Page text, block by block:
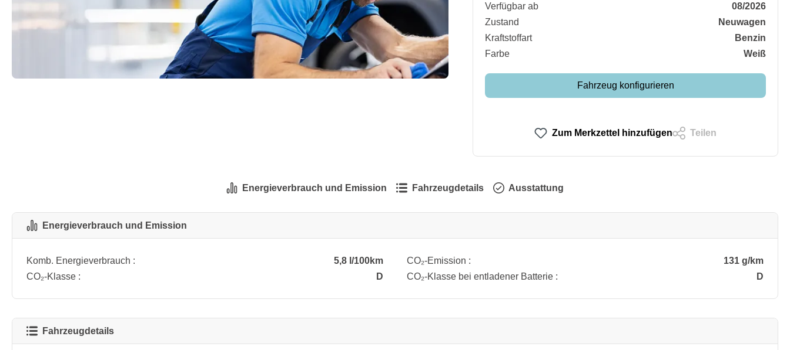
Verfügbar ab
08/2026
Zustand
Neuwagen
Kraftstoffart
Benzin
Farbe
Weiß
Fahrzeug konfigurieren
Zum Merkzettel hinzufügen Teilen
Energieverbrauch und Emission Fahrzeugdetails Ausstattung
Energieverbrauch und Emission
Komb. Energieverbrauch : 5,8 l/100km CO₂-Emission :
131 g/km
CO₂-Klasse :
D CO₂-Klasse bei entladener Batterie : D
Fahrzeugdetails